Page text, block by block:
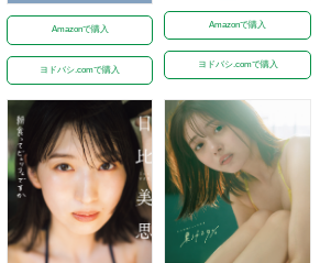
Amazonで購入
ヨドバシ.comで購入
Amazonで購入
ヨドバシ.comで購入